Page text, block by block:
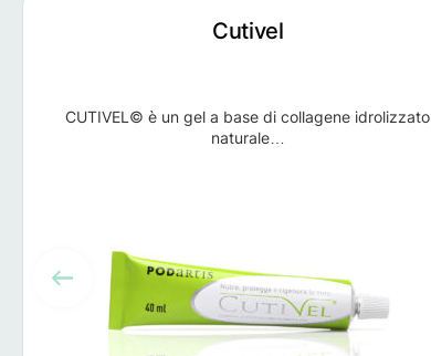
Cutivel
CUTIVEL© è un gel a base di collagene idrolizzato
naturale…